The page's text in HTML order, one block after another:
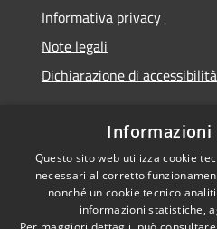
Informativa privacy
Note legali
Dichiarazione di accessibilità
RSS
Accessibilità
Informazioni
Questo sito web utilizza cookie
necessari al corretto
nonché un cookie tecnico
informazioni statistiche,